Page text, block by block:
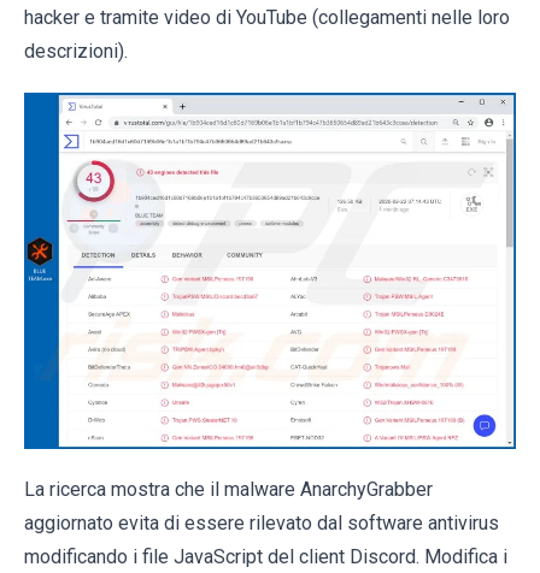
hacker e tramite video di YouTube (collegamenti nelle loro
descrizioni).
La ricerca mostra che il malware AnarchyGrabber
aggiornato evita di essere rilevato dal software antivirus
modificando i file JavaScript del client Discord. Modifica i